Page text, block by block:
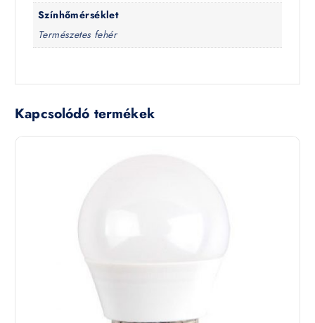
Színhőmérséklet
Természetes fehér
Kapcsolódó termékek